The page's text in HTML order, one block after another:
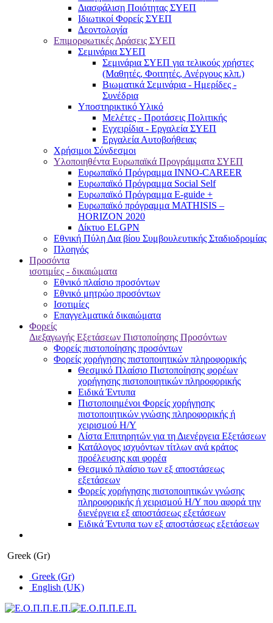
Διασφάλιση Ποιότητας ΣΥΕΠ
Ιδιωτικοί Φορείς ΣΥΕΠ
Δεοντολογία
Επιμορφωτικές Δράσεις ΣΥΕΠ
Σεμινάρια ΣΥΕΠ
Σεμινάρια ΣΥΕΠ για τελικούς χρήστες
(Μαθητές, Φοιτητές, Ανέργους κλπ.)
Βιωματικά Σεμινάρια - Ημερίδες -
Συνέδρια
Υποστηρικτικό Υλικό
Μελέτες - Προτάσεις Πολιτικής
Εγχειρίδια - Εργαλεία ΣΥΕΠ
Εργαλεία Αυτοβοήθειας
Χρήσιμοι Σύνδεσμοι
Υλοποιηθέντα Ευρωπαϊκά Προγράμματα ΣΥΕΠ
Ευρωπαϊκό Πρόγραμμα INNO-CAREER
Ευρωπαϊκό Πρόγραμμα Social Self
Ευρωπαϊκό Πρόγραμμα E-guide +
Ευρωπαϊκό πρόγραμμα MATHISIS –
HORIZON 2020
Δίκτυο ELGPN
Εθνική Πύλη Δια βίου Συμβουλευτικής Σταδιοδρομίας
Πλοηγός
Προσόντα
ισοτιμίες - δικαιώματα
Εθνικό πλαίσιο προσόντων
Εθνικό μητρώο προσόντων
Ισοτιμίες
Επαγγελματικά δικαιώματα
Φορείς
Διεξαγωγής Εξετάσεων Πιστοποίησης Προσόντων
Φορείς πιστοποίησης προσόντων
Φορείς χορήγησης πιστοποιητικών πληροφορικής
Θεσμικό Πλαίσιο Πιστοποίησης φορέων
χορήγησης πιστοποιητικών πληροφορικής
Ειδικά Έντυπα
Πιστοποιημένοι Φορείς χορήγησης
πιστοποιητικών γνώσης πληροφορικής ή
χειρισμού Η/Υ
Λίστα Επιτηρητών για τη Διενέργεια Εξετάσεων
Κατάλογος ισχυόντων τίτλων ανά κράτος
προέλευσης και φορέα
Θεσμικό πλαίσιο των εξ αποστάσεως
εξετάσεων
Φορείς χορήγησης πιστοποιητικών γνώσης
πληροφορικής ή χειρισμού Η/Υ που αφορά την
διενέργεια εξ αποστάσεως εξετάσεων
Ειδικά Έντυπα των εξ αποστάσεως εξετάσεων
Greek (Gr)
Greek (Gr)
English (UK)